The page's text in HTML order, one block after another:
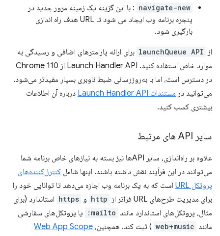
navigate-new : با این گزینه یک زمینه مرور جدید در
پنجره برنامه وب ایجاد می شود تا URL هدف راه اندازی
بارگیری شود.
از launchQueue API برای ارائه پارامترهای اضافی و رسیدگی به
موارد خاص استفاده کنید. Launch Handler API از Chrome 110
در دسترس است، اما با به‌روزرسانی ضبط ناوبری بسیار مفیدتر می‌شود.
می‌توانید در مستندات Launch Handler API
درباره آن اطلاعات
بیشتری کسب کنید.
سایر API های مرتبط
علاوه بر راه‌اندازی، سایر APIها نیز بسته به نیازهای خاص برنامه شما
می‌توانند در این فرآیند نقش داشته باشند. اینها شامل کنترل‌کننده‌های
پروتکل URL
است که به یک برنامه وب اجازه می‌دهد تا توانایی خود را
برای مدیریت طرح‌های URL فراتر از
http و https استاندارد (برای
مثال، پروتکل‌های استاندارد مانند mailto:
یا پروتکل‌های سفارشی
مانند web+music ) ثبت کند. همچنین، Web App Scope